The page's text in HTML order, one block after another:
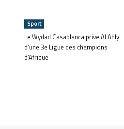
Sport
Le Wydad Casablanca prive Al Ahly
d’une 3e Ligue des champions
d’Afrique